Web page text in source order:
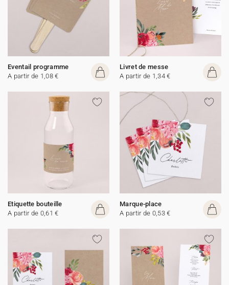
Eventail programme
A partir de 1,08 €
Livret de messe
A partir de 1,34 €
Etiquette bouteille
A partir de 0,61 €
Marque-place
A partir de 0,53 €